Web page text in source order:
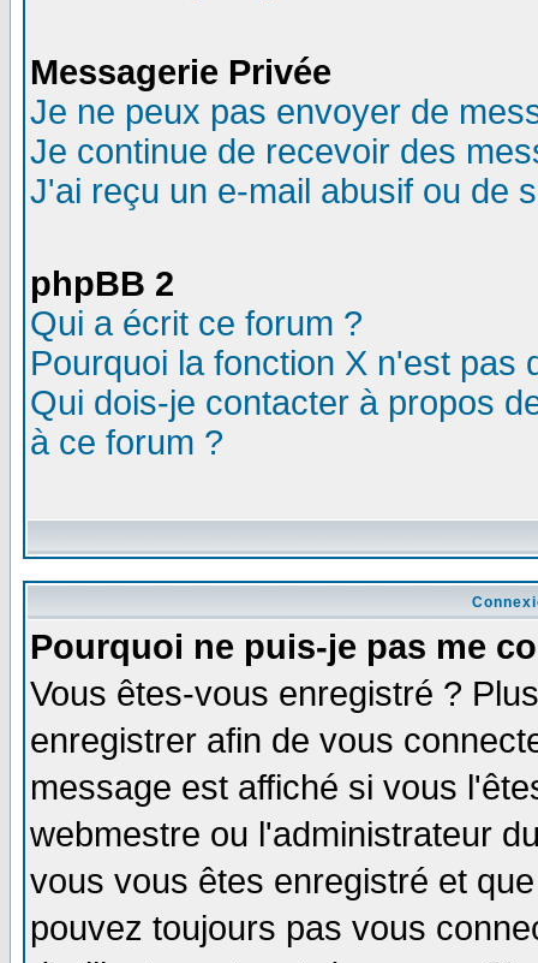
Messagerie Privée
Je ne peux pas envoyer de
Je continue de recevoir des
J'ai reçu un e-mail abusif ou de
phpBB 2
Qui a écrit ce forum ?
Pourquoi la fonction X n'est pas
Qui dois-je contacter à propos
à ce forum ?
Pourquoi ne puis-je pas me
Vous êtes-vous enregistré ?
enregistrer afin de vous
message est affiché si vous
webmestre ou l'administrateur
vous vous êtes enregistré et
pouvez toujours pas vous